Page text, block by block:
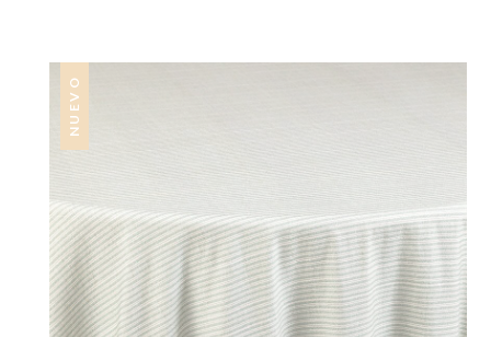
NUEVO